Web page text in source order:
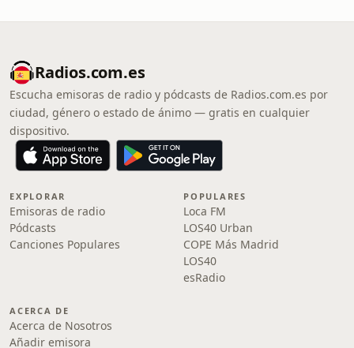
Radios.com.es
Escucha emisoras de radio y pódcasts de Radios.com.es por
ciudad, género o estado de ánimo — gratis en cualquier
dispositivo.
EXPLORAR
Emisoras de radio
Pódcasts
Canciones Populares
POPULARES
Loca FM
LOS40 Urban
COPE Más Madrid
LOS40
esRadio
ACERCA DE
Acerca de Nosotros
Añadir emisora